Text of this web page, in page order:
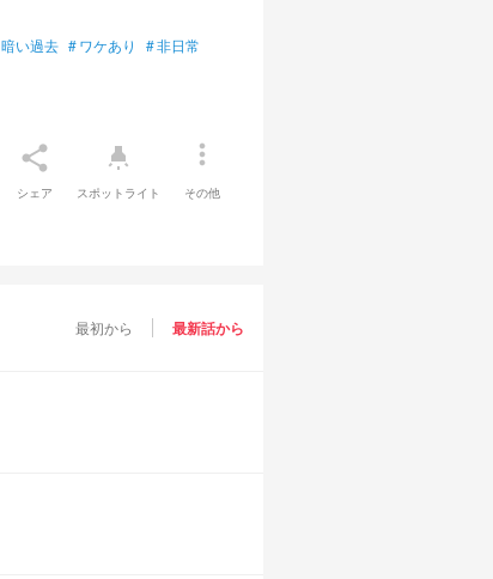
暗い過去 #ワケあり #非日常
share
シェア
highlight
スポットライト
more_vert
その他
最初から 最新話から